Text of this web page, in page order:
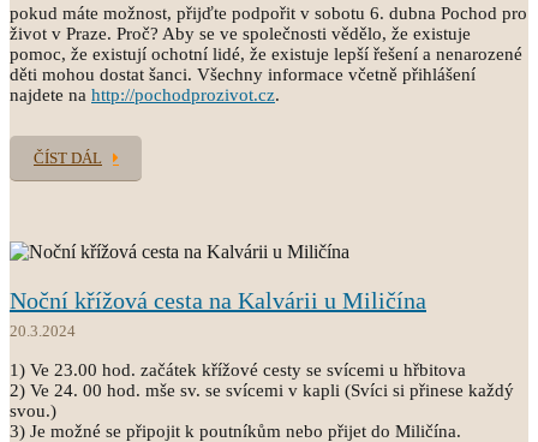
pokud máte možnost, přijďte podpořit v sobotu 6. dubna Pochod pro
život v Praze. Proč? Aby se ve společnosti vědělo, že existuje
pomoc, že existují ochotní lidé, že existuje lepší řešení a nenarozené
děti mohou dostat šanci. Všechny informace včetně přihlášení
najdete na http://pochodprozivot.cz.
ČÍST DÁL
Noční křížová cesta na Kalvárii u Miličína
20.3.2024
1) Ve 23.00 hod. začátek křížové cesty se svícemi u hřbitova
2) Ve 24. 00 hod. mše sv. se svícemi v kapli (Svíci si přinese každý
svou.)
3) Je možné se připojit k poutníkům nebo přijet do Miličína.